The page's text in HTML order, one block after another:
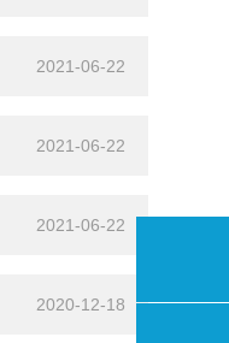
2021-06-22
2021-06-22
2021-06-22
2020-12-18